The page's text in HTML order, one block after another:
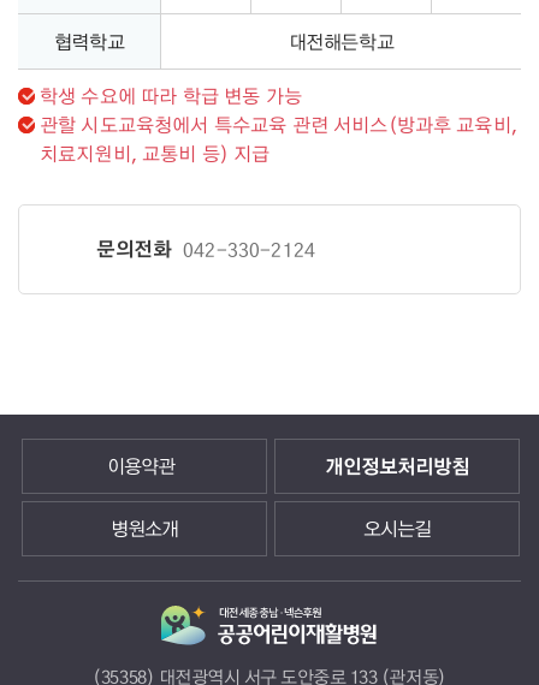
협력학교
대전해든학교
학생 수요에 따라 학급 변동 가능​
관할 시도교육청에서 특수교육 관련 서비스(방과후 교육비,
치료지원비, 교통비 등) 지급
문의전화 042-330-2124
이용약관 개인정보처리방침
병원소개 오시는길
(35358) 대전광역시 서구 도안중로 133 (관저동)